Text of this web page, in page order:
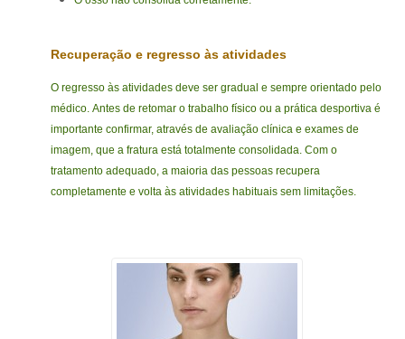
Recuperação e regresso às atividades
O regresso às atividades deve ser gradual e sempre orientado pelo
médico.Antes de retomar o trabalho físico ou a prática desportiva é
importante confirmar, através de avaliação clínica e exames de
imagem, que a fratura está totalmente consolidada.Com o
tratamento adequado, a maioria das pessoas recupera
completamente e volta às atividades habituais sem limitações.